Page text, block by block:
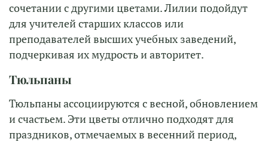
сочетании с другими цветами. Лилии подойдут
для учителей старших классов или
преподавателей высших учебных заведений,
подчеркивая их мудрость и авторитет.
Тюльпаны
Тюльпаны ассоциируются с весной, обновлением
и счастьем. Эти цветы отлично подходят для
праздников, отмечаемых в весенний период,